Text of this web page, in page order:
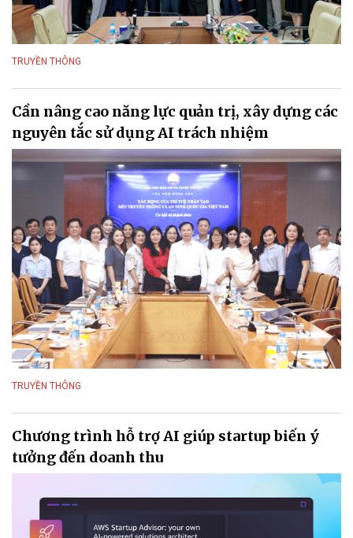
TRUYỀN THÔNG
Cần nâng cao năng lực quản trị, xây dựng các
nguyên tắc sử dụng AI trách nhiệm
TRUYỀN THÔNG
Chương trình hỗ trợ AI giúp startup biến ý
tưởng đến doanh thu